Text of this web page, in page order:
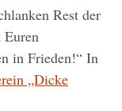
Rest der
in Frieden!“ In
„Dicke